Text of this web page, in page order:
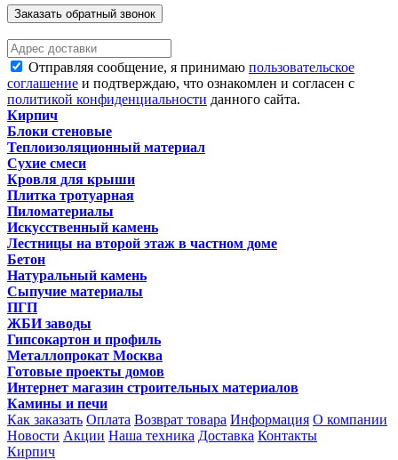
Заказать обратный звонок
Отправляя сообщение, я принимаю пользовательское
соглашение и подтверждаю, что ознакомлен и согласен с
политикой конфиденциальности данного сайта.
Кирпич
Блоки стеновые
Теплоизоляционный материал
Сухие смеси
Кровля для крыши
Плитка тротуарная
Пиломатериалы
Искусственный камень
Лестницы на второй этаж в частном доме
Бетон
Натуральный камень
Сыпучие материалы
ПГП
ЖБИ заводы
Гипсокартон и профиль
Металлопрокат Москва
Готовые проекты домов
Интернет магазин строительных материалов
Камины и печи
Как заказать Оплата Возврат товара Информация О компании
Новости Акции Наша техника Доставка Контакты
Кирпич